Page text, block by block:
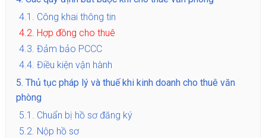
4.1. Công khai thông tin
4.2. Hợp đồng cho thuê
4.3. Đảm bảo PCCC
4.4. Điều kiện vận hành
5. Thủ tục pháp lý và thuế khi kinh doanh cho thuê văn
phòng
5.1. Chuẩn bị hồ sơ đăng ký
5.2. Nộp hồ sơ